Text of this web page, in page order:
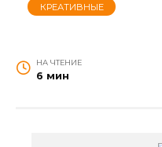
КРЕАТИВНЫЕ
НА ЧТЕНИЕ
6 мин